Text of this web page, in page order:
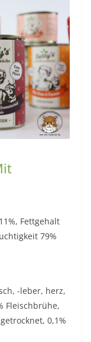
Fettgehalt
79%
-leber, herz,
Fleischbrühe,
0,1%